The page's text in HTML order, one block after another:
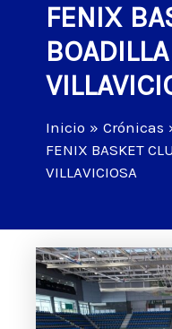
FENIX
Inicio
Crónicas
FENIX BASKET
VILLAVICIOSA